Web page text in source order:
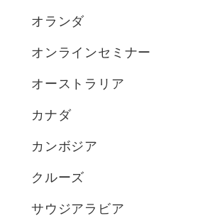
オランダ
オンラインセミナー
オーストラリア
カナダ
カンボジア
クルーズ
サウジアラビア